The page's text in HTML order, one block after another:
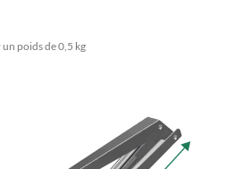
poids de 0,5 kg